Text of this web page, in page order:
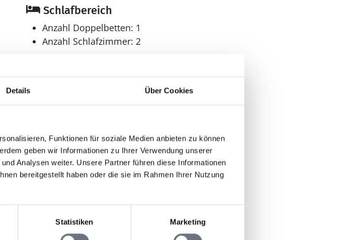
Details Über Cookies
Funktionen für soziale Medien anbieten zu können
geben wir Informationen zu Ihrer Verwendung unserer
Analysen weiter. Unsere Partner führen diese Informationen
bereitgestellt haben oder die sie im Rahmen Ihrer Nutzung
Statistiken Marketing
Schlafbereich
Anzahl Doppelbetten: 1
Anzahl Schlafzimmer: 2
Anzahl Duschen: 1
Anzahl Toiletten: 1
Waschmaschine
Deutsches Fernsehen
Internet
WLAN